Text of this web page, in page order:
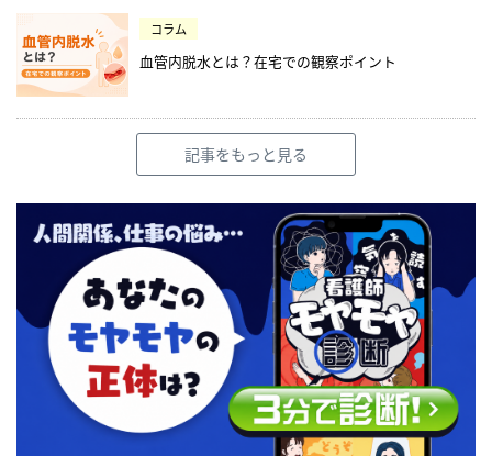
コラム
血管内脱水とは？在宅での観察ポイント
記事をもっと見る